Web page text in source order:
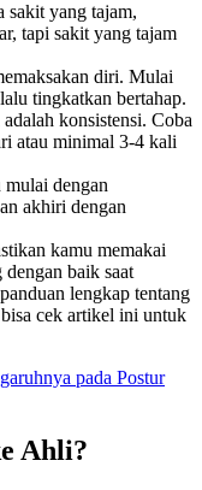
sakit yang tajam,
tapi sakit yang tajam
diri. Mulai
tingkatkan bertahap.
konsistensi. Coba
atau minimal 3-4 kali
mulai dengan
akhiri dengan
kamu memakai
dengan baik saat
lengkap tentang
cek artikel ini untuk
pada Postur
Ahli?